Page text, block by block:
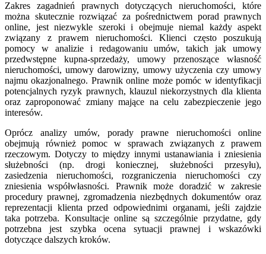
Zakres zagadnień prawnych dotyczących nieruchomości, które
można skutecznie rozwiązać za pośrednictwem porad prawnych
online, jest niezwykle szeroki i obejmuje niemal każdy aspekt
związany z prawem nieruchomości. Klienci często poszukują
pomocy w analizie i redagowaniu umów, takich jak umowy
przedwstępne kupna-sprzedaży, umowy przenoszące własność
nieruchomości, umowy darowizny, umowy użyczenia czy umowy
najmu okazjonalnego. Prawnik online może pomóc w identyfikacji
potencjalnych ryzyk prawnych, klauzul niekorzystnych dla klienta
oraz zaproponować zmiany mające na celu zabezpieczenie jego
interesów.
Oprócz analizy umów, porady prawne nieruchomości online
obejmują również pomoc w sprawach związanych z prawem
rzeczowym. Dotyczy to między innymi ustanawiania i zniesienia
służebności (np. drogi koniecznej, służebności przesyłu),
zasiedzenia nieruchomości, rozgraniczenia nieruchomości czy
zniesienia współwłasności. Prawnik może doradzić w zakresie
procedury prawnej, zgromadzenia niezbędnych dokumentów oraz
reprezentacji klienta przed odpowiednimi organami, jeśli zajdzie
taka potrzeba. Konsultacje online są szczególnie przydatne, gdy
potrzebna jest szybka ocena sytuacji prawnej i wskazówki
dotyczące dalszych kroków.